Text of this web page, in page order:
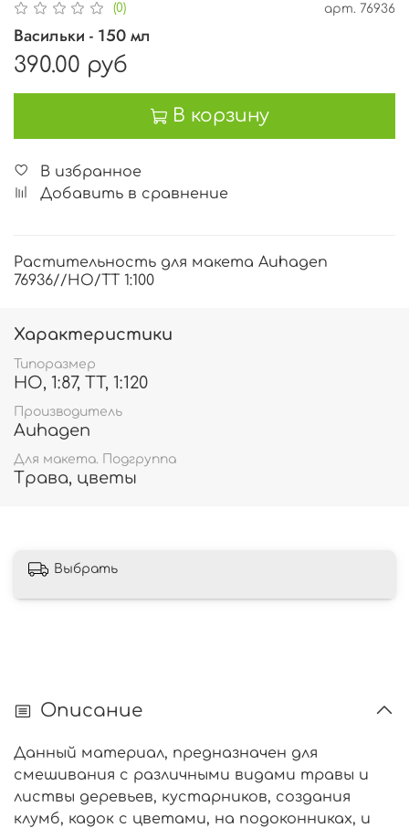
(0) арт. 76936
Васильки - 150 мл
390.00 руб
В корзину
В избранное
Добавить в сравнение
Растительность для макета Auhagen
76936//HO/TT 1:100
Характеристики
Типоразмер
HO, 1:87, TT, 1:120
Производитель
Auhagen
Для макета. Подгруппа
Трава, цветы
Выбрать
Описание
Данный материал, предназначен для
смешивания с различными видами травы и
листвы деревьев, кустарников, создания
клумб, кадок с цветами, на подоконниках, и